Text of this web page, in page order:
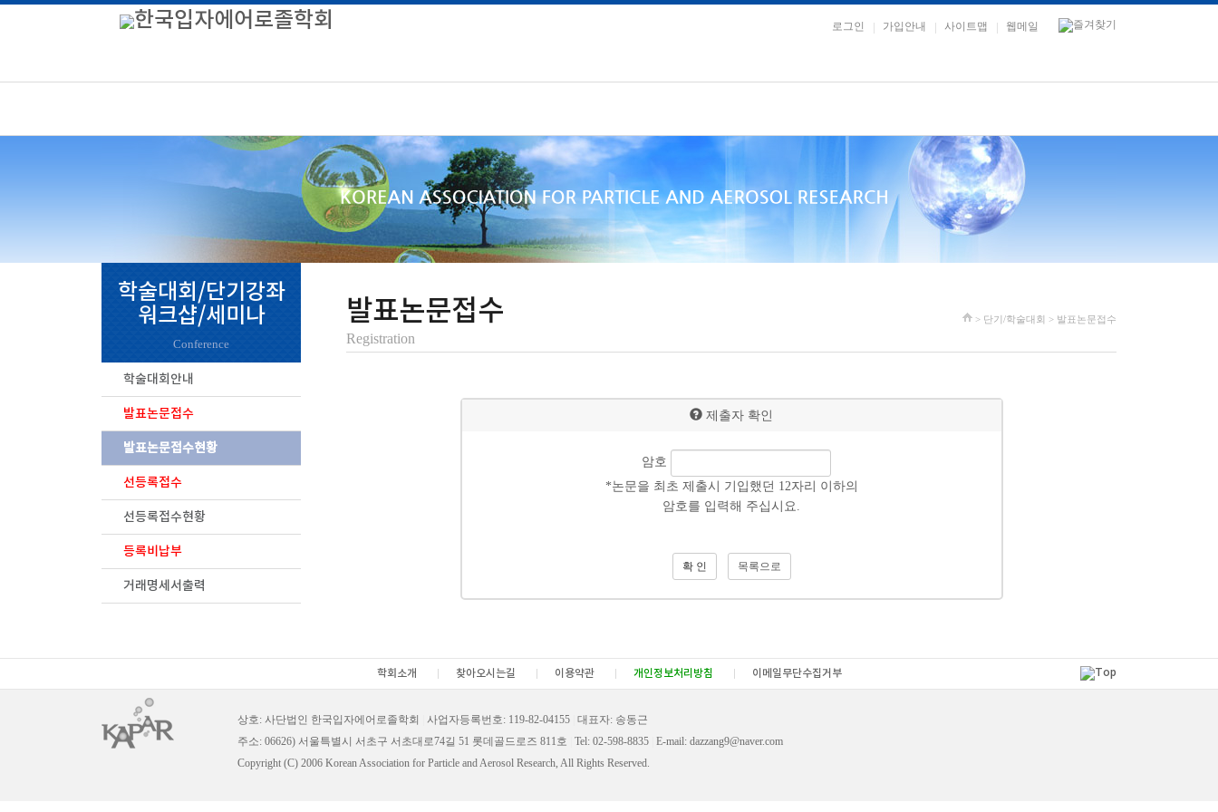
로그인 가입안내 사이트맵 웹메일
학술대회/단기강좌
워크샵/세미나
Conference
학술대회안내
발표논문접수
발표논문접수현황
선등록접수
선등록접수현황
등록비납부
거래명세서출력
> 단기/학술대회 > 발표논문접수
발표논문접수
Registration
제출자 확인
암호
*논문을 최초 제출시 기입했던 12자리 이하의
암호를 입력해 주십시요.
목록으로
학회소개 찾아오시는길 이용약관 개인정보처리방침 이메일무단수집거부
상호: 사단법인 한국입자에어로졸학회 사업자등록번호: 119-82-04155 대표자: 송동근
주소: 06626) 서울특별시 서초구 서초대로74길 51 롯데골드로즈 811호
Tel: 02-598-8835 E-mail: dazzang9@naver.com
Copyright (C) 2006 Korean Association for Particle and Aerosol Research, All Rights Reserved.